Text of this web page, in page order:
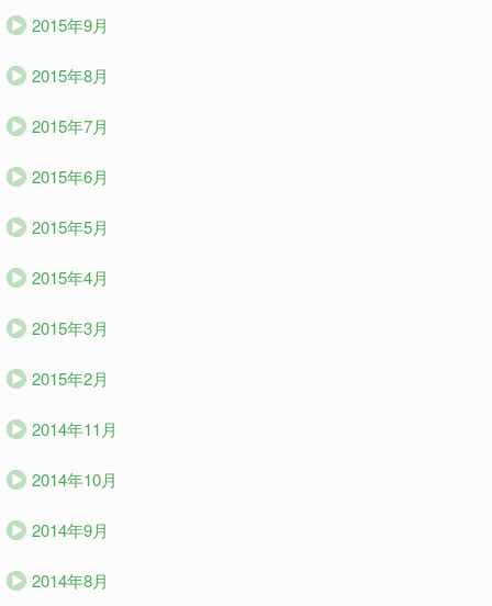
2015年9月
2015年8月
2015年7月
2015年6月
2015年5月
2015年4月
2015年3月
2015年2月
2014年11月
2014年10月
2014年9月
2014年8月